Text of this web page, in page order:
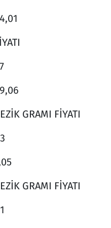
GRAMI FİYATI
GRAMI FİYATI